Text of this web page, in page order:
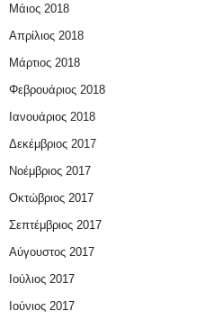
Μάιος 2018
Απρίλιος 2018
Μάρτιος 2018
Φεβρουάριος 2018
Ιανουάριος 2018
Δεκέμβριος 2017
Νοέμβριος 2017
Οκτώβριος 2017
Σεπτέμβριος 2017
Αύγουστος 2017
Ιούλιος 2017
Ιούνιος 2017